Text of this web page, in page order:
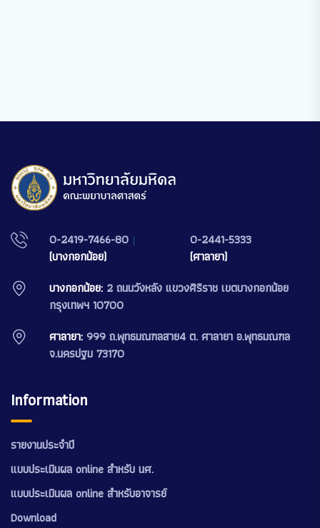
0-2419-7466-80 |
(บางกอกน้อย)
0-2441-5333
(ศาลายา)
บางกอกน้อย: 2 ถนนวังหลัง แขวงศิริราช เขตบางกอกน้อย
กรุงเทพฯ 10700
ศาลายา: 999 ถ.พุทธมณฑลสาย4 ต. ศาลายา อ.พุทธมณฑล
จ.นครปฐม 73170
Information
รายงานประจำปี
แบบประเมินผล online สำหรับ นศ.
แบบประเมินผล online สำหรับอาจารย์
Download